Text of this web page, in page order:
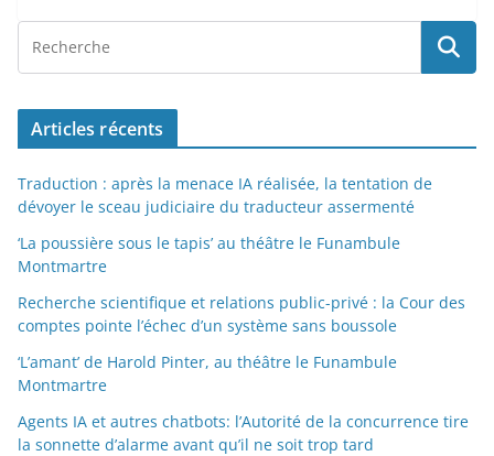
Articles récents
Traduction : après la menace IA réalisée, la tentation de
dévoyer le sceau judiciaire du traducteur assermenté
‘La poussière sous le tapis’ au théâtre le Funambule
Montmartre
Recherche scientifique et relations public-privé : la Cour des
comptes pointe l’échec d’un système sans boussole
‘L’amant’ de Harold Pinter, au théâtre le Funambule
Montmartre
Agents IA et autres chatbots: l’Autorité de la concurrence tire
la sonnette d’alarme avant qu’il ne soit trop tard